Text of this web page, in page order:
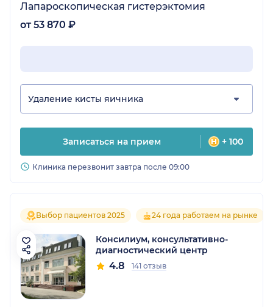
Лапароскопическая гистерэктомия
от 53 870 ₽
Удаление кисты яичника
Записаться на прием + 100
Клиника перезвонит завтра после 09:00
Выбор пациентов 2025 24 года работаем на рынке
Консилиум, консультативно-
диагностический центр
4.8 141 отзыв